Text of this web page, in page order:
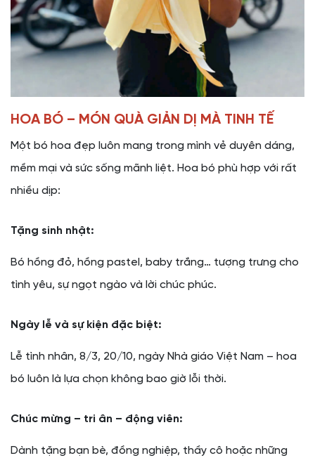
HOA BÓ – MÓN QUÀ GIẢN DỊ MÀ TINH TẾ
Một bó hoa đẹp luôn mang trong mình vẻ duyên dáng,
mềm mại và sức sống mãnh liệt. Hoa bó phù hợp với rất
nhiều dịp:
Tặng sinh nhật:
Bó hồng đỏ, hồng pastel, baby trắng… tượng trưng cho
tình yêu, sự ngọt ngào và lời chúc phúc.
Ngày lễ và sự kiện đặc biệt:
Lễ tình nhân, 8/3, 20/10, ngày Nhà giáo Việt Nam – hoa
bó luôn là lựa chọn không bao giờ lỗi thời.
Chúc mừng – tri ân – động viên:
Dành tặng bạn bè, đồng nghiệp, thầy cô hoặc những